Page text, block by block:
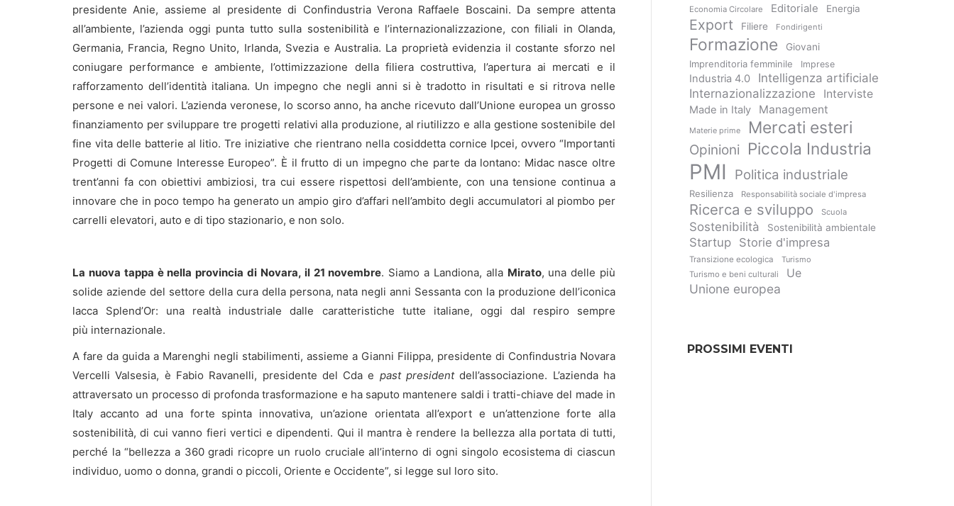
presidente Anie, assieme al presidente di Confindustria Verona Raffaele Boscaini. Da sempre attenta
all’ambiente, l’azienda oggi punta tutto sulla sostenibilità e l’internazionalizzazione, con filiali in Olanda,
Germania, Francia, Regno Unito, Irlanda, Svezia e Australia. La proprietà evidenzia il costante sforzo nel
coniugare performance e ambiente, l’ottimizzazione della filiera costruttiva, l’apertura ai mercati e il
rafforzamento dell’identità italiana. Un impegno che negli anni si è tradotto in risultati e si ritrova nelle
persone e nei valori. L’azienda veronese, lo scorso anno, ha anche ricevuto dall’Unione europea un grosso
finanziamento per sviluppare tre progetti relativi alla produzione, al riutilizzo e alla gestione sostenibile del
fine vita delle batterie al litio. Tre iniziative che rientrano nella cosiddetta cornice Ipcei, ovvero “Importanti
Progetti di Comune Interesse Europeo”. È il frutto di un impegno che parte da lontano: Midac nasce oltre
trent’anni fa con obiettivi ambiziosi, tra cui essere rispettosi dell’ambiente, con una tensione continua a
innovare che in poco tempo ha generato un ampio giro d’affari nell’ambito degli accumulatori al piombo per
carrelli elevatori, auto e di tipo stazionario, e non solo.
La nuova tappa è nella provincia di Novara, il 21 novembre. Siamo a Landiona, alla Mirato, una delle più
solide aziende del settore della cura della persona, nata negli anni Sessanta con la produzione dell’iconica
lacca Splend’Or: una realtà industriale dalle caratteristiche tutte italiane, oggi dal respiro sempre
più internazionale.
A fare da guida a Marenghi negli stabilimenti, assieme a Gianni Filippa, presidente di Confindustria Novara
Vercelli Valsesia, è Fabio Ravanelli, presidente del Cda e past presidentdell’associazione. L’azienda ha
attraversato un processo di profonda trasformazione e ha saputo mantenere saldi i tratti-chiave del made in
Italy accanto ad una forte spinta innovativa, un’azione orientata all’export e un’attenzione forte alla
sostenibilità, di cui vanno fieri vertici e dipendenti. Qui il mantra è rendere la bellezza alla portata di tutti,
perché la “bellezza a 360 gradi ricopre un ruolo cruciale all’interno di ogni singolo ecosistema di ciascun
individuo, uomo o donna, grandi o piccoli, Oriente e Occidente”, si legge sul loro sito.
Economia Circolare
Editoriale Energia
Export Filiere Fondirigenti
Formazione
Giovani
Imprenditoria femminile
Imprese
Industria 4.0
Intelligenza artificiale
Internazionalizzazione
Interviste
Made in Italy Management
Materie prime Mercati esteri
Opinioni Piccola Industria
PMI Politica industriale
Resilienza Responsabilità sociale d'impresa
Ricerca e sviluppo Scuola
Sostenibilità Sostenibilità ambientale
Startup Storie d'impresa
Transizione ecologica
Turismo
Turismo e beni culturali
Ue
Unione europea
PROSSIMI EVENTI